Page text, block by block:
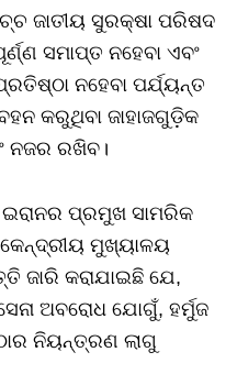
ଜାତୀୟ ସୁରକ୍ଷା ପରିଷଦ
ସମାପ୍ତ ନହେବା ଏବଂ
ନହେବା ପର୍ଯ୍ୟନ୍ତ
କରୁଥିବା ଜାହାଜଗୁଡ଼ିକ
ନଜର ରଖିବ।
ଇରାନର ପ୍ରମୁଖ ସାମରିକ
ମୁଖ୍ୟାଳୟ
ଜାରି କରାଯାଇଛି ଯେ,
ଅବରୋଧ ଯୋଗୁଁ, ହର୍ମୁଜ
ନିୟନ୍ତ୍ରଣ ଲାଗୁ